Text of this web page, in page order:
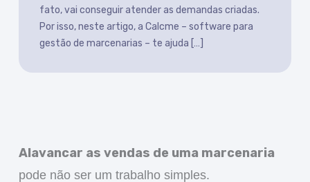
fato, vai conseguir atender as demandas criadas.
Por isso, neste artigo, a Calcme – software para
gestão de marcenarias – te ajuda […]
Alavancar as vendas de uma marcenaria
pode não ser um trabalho simples.